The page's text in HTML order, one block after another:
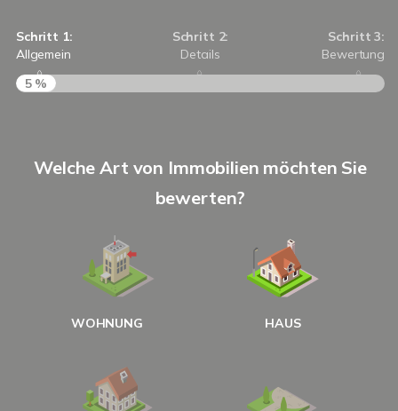
Schritt 1:
Allgemein
Schritt 2:
Details
Schritt 3:
Bewertung
5 %
Welche Art von Immobilien möchten Sie
bewerten?
WOHNUNG HAUS